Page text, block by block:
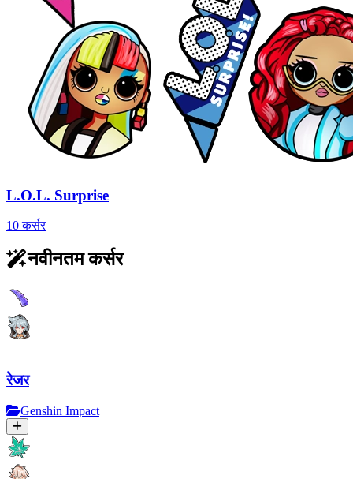
L.O.L. Surprise
10 कर्सर
नवीनतम कर्सर
रेजर
Genshin Impact